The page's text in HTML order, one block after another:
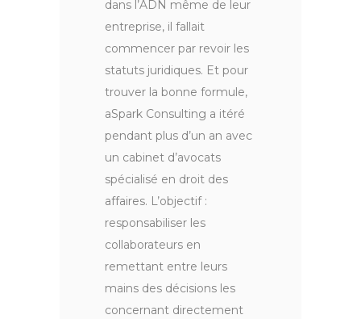
dans l’ADN même de leur
entreprise, il fallait
commencer par revoir les
statuts juridiques. Et pour
trouver la bonne formule,
aSpark Consulting a itéré
pendant plus d’un an avec
un cabinet d’avocats
spécialisé en droit des
affaires. L’objectif :
responsabiliser les
collaborateurs en
remettant entre leurs
mains des décisions les
concernant directement